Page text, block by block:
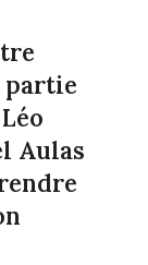
partie
Aulas